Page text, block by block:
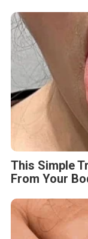
This Simple
From Your